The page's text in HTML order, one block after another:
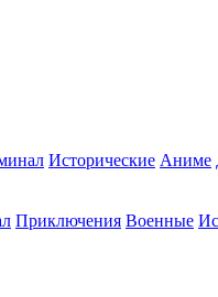
Исторические Аниме
Приключения Военные